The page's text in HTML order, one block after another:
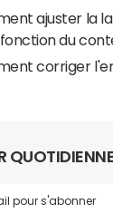
ajuster la
du
corriger